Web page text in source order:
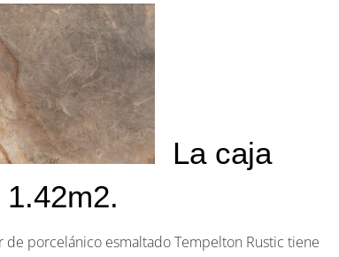
La caja
de porcelánico esmaltado Tempelton Rustic tiene